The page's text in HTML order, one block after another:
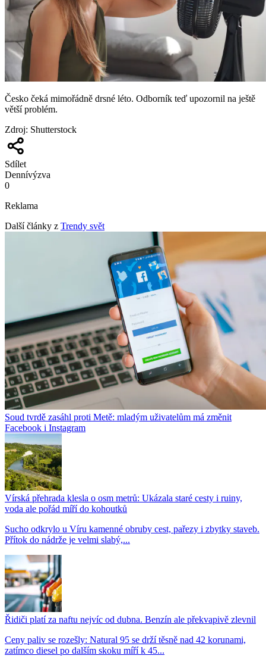
Česko čeká mimořádně drsné léto. Odborník teď upozornil na ještě
větší problém.
Zdroj: Shutterstock
Sdílet
Dennívýzva
0
Reklama
Další články z Trendy svět
Soud tvrdě zasáhl proti Metě: mladým uživatelům má změnit
Facebook i Instagram
Vírská přehrada klesla o osm metrů: Ukázala staré cesty i ruiny,
voda ale pořád míří do kohoutků
Sucho odkrylo u Víru kamenné obruby cest, pařezy i zbytky staveb.
Přítok do nádrže je velmi slabý,...
Řidiči platí za naftu nejvíc od dubna. Benzín ale překvapivě zlevnil
Ceny paliv se rozešly: Natural 95 se drží těsně nad 42 korunami,
zatímco diesel po dalším skoku míří k 45...